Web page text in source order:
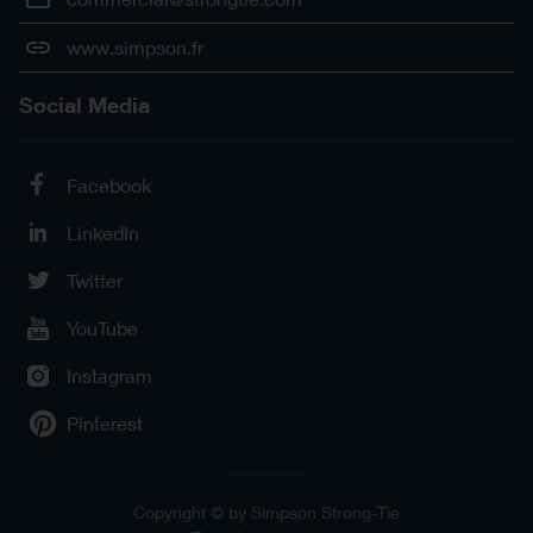
www.simpson.fr
Social Media
Facebook
LinkedIn
Twitter
YouTube
Instagram
Pinterest
Copyright © by Simpson Strong-Tie